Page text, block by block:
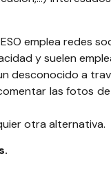
emplea redes
y suelen
desconocido a
las fotos
otra alternativa.